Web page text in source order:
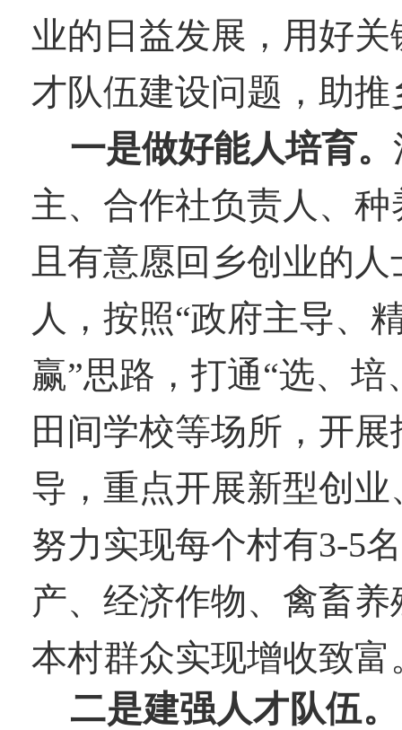
业的日益发展，用好
才队伍建设问题，助
一是做好能人培育。
主、合作社负责人、
且有意愿回乡创业的
人，按照“政府主导、
赢”思路，打通“选、
田间学校等场所，开
导，重点开展新型创
努力实现每个村有3-5
产、经济作物、禽畜
本村群众实现增收致富
二是建强人才队伍。